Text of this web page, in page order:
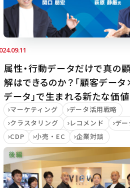
属性・行動データだけで真の
解はできるのか？「顧客デー
データ」で生まれる新たな価値
マーケティング
データ活用戦略
クラスタリング
レコメンド
デ
CDP
小売・EC 企業対談